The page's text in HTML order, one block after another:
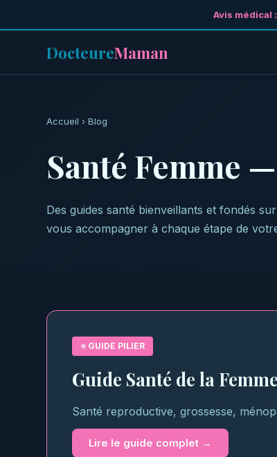
Avis médical :
DocteureMaman
Accueil › Blog
Santé Femme
Des guides santé bienveillants et fondés
vous accompagner à chaque étape de
⭐ GUIDE PILIER
Guide Santé de la
Santé reproductive, grossesse,
Lire le guide complet →